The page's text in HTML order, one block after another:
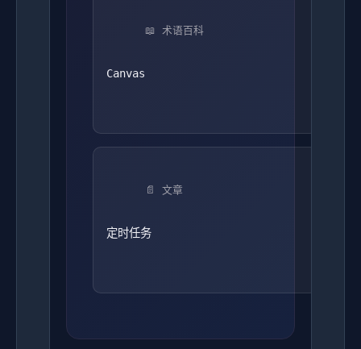
📖 术语百科
Canvas
📄 文章
定时任务